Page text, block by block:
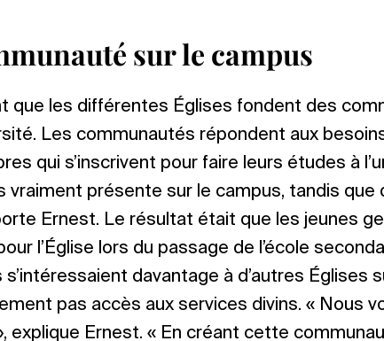
sur le campus
que les différentes Églises fondent des
Les communautés répondent aux
qui s’inscrivent pour faire leurs études à
vraiment présente sur le campus, tandis que
Ernest. Le résultat était que les jeunes
l’Église lors du passage de l’école
s’intéressaient davantage à d’autres Églises
pas accès aux services divins. « Nous
explique Ernest. « En créant cette